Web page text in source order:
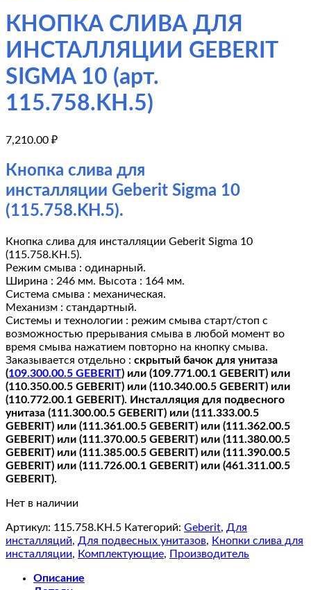
КНОПКА СЛИВА ДЛЯ
ИНСТАЛЛЯЦИИ GEBERIT
SIGMA 10 (арт.
115.758.KH.5)
7,210.00 ₽
Кнопка слива для
инсталляции Geberit Sigma 10
(115.758.KH.5).
Кнопка слива для инсталляции Geberit Sigma 10
(115.758.KH.5).
Режим смыва : одинарный.
Ширина : 246 мм. Высота : 164 мм.
Система смыва : механическая.
Механизм : стандартный.
Системы и технологии : режим смыва старт/стоп с
возможностью прерывания смыва в любой момент во
время смыва нажатием повторно на кнопку смыва.
Заказывается отдельно : скрытый бачок для унитаза
(109.300.00.5 GEBERIT) или (109.771.00.1 GEBERIT) или
(110.350.00.5 GEBERIT) или (110.340.00.5 GEBERIT) или
(110.772.00.1 GEBERIT). Инсталляция для подвесного
унитаза (111.300.00.5 GEBERIT) или (111.333.00.5
GEBERIT) или (111.361.00.5 GEBERIT) или (111.362.00.5
GEBERIT) или (111.370.00.5 GEBERIT) или (111.380.00.5
GEBERIT) или (111.385.00.5 GEBERIT) или (111.390.00.5
GEBERIT) или (111.726.00.1 GEBERIT) или (461.311.00.5
GEBERIT).
Нет в наличии
Артикул: 115.758.KH.5 Категорий: Geberit, Для
инсталляций, Для подвесных унитазов, Кнопки слива для
инсталляции, Комплектующие, Производитель
Описание